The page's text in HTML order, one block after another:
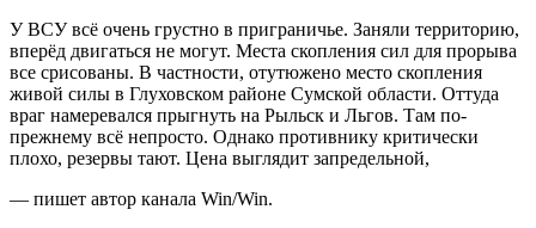
У ВСУ всё очень грустно в приграничье. Заняли территорию,
вперёд двигаться не могут. Места скопления сил для прорыва
все срисованы. В частности, отутюжено место скопления
живой силы в Глуховском районе Сумской области. Оттуда
враг намеревался прыгнуть на Рыльск и Льгов. Там по-
прежнему всё непросто. Однако противнику критически
плохо, резервы тают. Цена выглядит запредельной,
— пишет автор канала Win/Win.